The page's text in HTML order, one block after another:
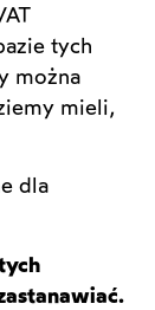
tych
można
mieli,
dla